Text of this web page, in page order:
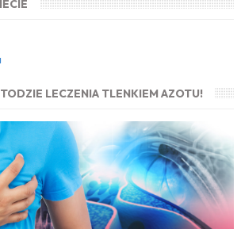
LECZENIA TLENKIEM AZOTU!